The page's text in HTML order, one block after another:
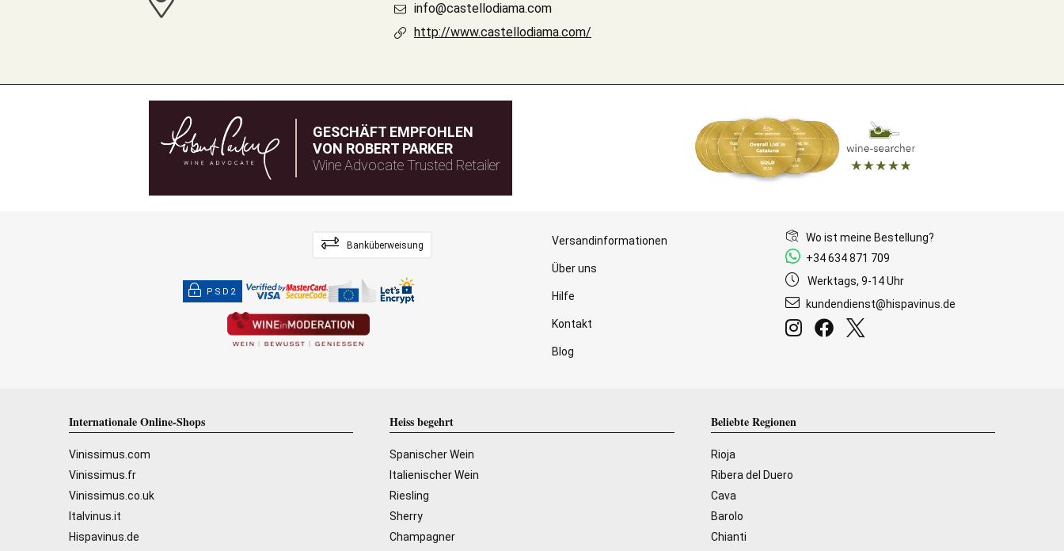
info@castellodiama.com
http://www.castellodiama.com/
GESCHÄFT EMPFOHLEN
VON ROBERT PARKER
Wine Advocate Trusted Retailer
Banküberweisung
PSD2
Versandinformationen
Über uns
Hilfe
Kontakt
Blog
Wo ist meine Bestellung?
+34 634 871 709
Werktags, 9-14 Uhr
kundendienst@hispavinus.de
Internationale Online-Shops
Vinissimus.com
Vinissimus.fr
Vinissimus.co.uk
Italvinus.it
Hispavinus.de
Heiss begehrt
Spanischer Wein
Italienischer Wein
Riesling
Sherry
Champagner
Beliebte Regionen
Rioja
Ribera del Duero
Cava
Barolo
Chianti